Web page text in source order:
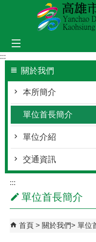
跳到主要內容區塊
:::
關於我們
本所簡介
單位首長簡介
單位介紹
交通資訊
:::
單位首長簡介
首頁 關於我們 單位